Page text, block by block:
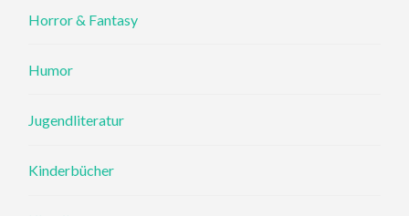
Horror & Fantasy
Humor
Jugendliteratur
Kinderbücher